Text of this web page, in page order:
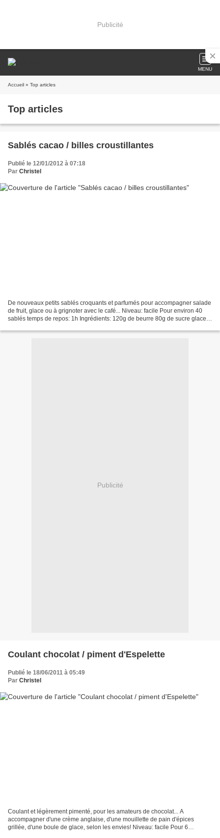
Publicité
MENU
Accueil » Top articles
Top articles
Sablés cacao / billes croustillantes
Publié le 12/01/2012 à 07:18
Par Christel
De nouveaux petits sablés croquants et parfumés pour accompagner salade
de fruit, glace ou à grignoter avec le café... Niveau: facile Pour environ 40
sablés temps de repos: 1h Ingrédients: 120g de beurre 80g de sucre glace
Publicité
Coulant chocolat / piment d'Espelette
Publié le 18/06/2011 à 05:49
Par Christel
Coulant et légèrement pimenté, pour les amateurs de chocolat... A
accompagner d'une crème anglaise, d'une mouillette de pain d'épices
grillée, d'une boule de glace, selon les envies! Niveau: facile Pour 6